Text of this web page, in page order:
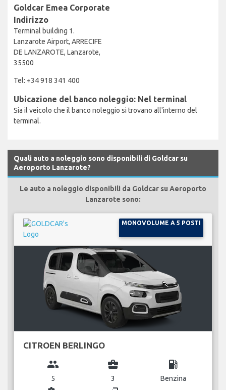
Goldcar Emea Corporate
Indirizzo
Terminal building 1.
Lanzarote Airport, ARRECIFE
DE LANZAROTE, Lanzarote,
35500
Tel: +34 918 341 400
Ubicazione del banco noleggio: Nel terminal
Sia il veicolo che il banco noleggio si trovano all'interno del
terminal.
Quali auto a noleggio sono disponibili di Goldcar su
Aeroporto Lanzarote?
Le auto a noleggio disponibili da Goldcar su Aeroporto
Lanzarote sono:
MONOVOLUME A 5 POSTI
CITROEN BERLINGO
group
5
business_center
3
local_gas_station
Benzina